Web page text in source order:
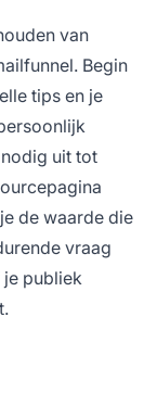
van
Begin
tips en je
uit tot
de waarde die
vraag
publiek